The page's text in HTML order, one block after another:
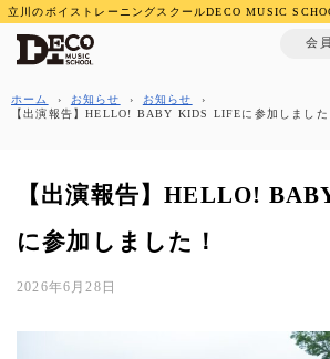
立川のボイストレーニングスクールDECO MUSIC
会
ホーム › お知らせ › お知らせ
›
【出演報告】HELLO! BABY KIDS LIFEに参加しました
【出演報告】HELLO!
に参加しました！
2026年6月28日